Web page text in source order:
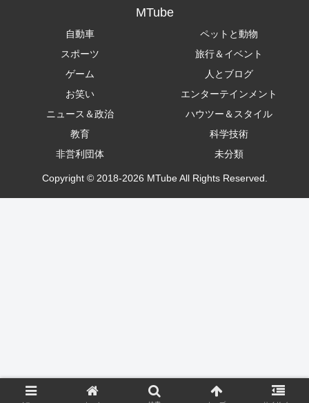
MTube
自動車
ペットと動物
スポーツ
旅行＆イベント
ゲーム
人とブログ
お笑い
エンターテインメント
ニュース＆政治
ハウツー＆スタイル
教育
科学技術
非営利団体
未分類
Copyright © 2018-2026 MTube All Rights Reserved.